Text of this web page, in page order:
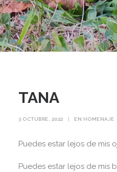
TANA
3 OCTUBRE, 2022 | EN HOMENAJE
Puedes estar lejos de mis
Puedes estar lejos de mis